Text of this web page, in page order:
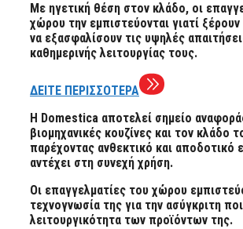
Με ηγετική θέση στον κλάδο, οι
χώρου την εμπιστεύονται γιατί
να εξασφαλίσουν τις υψηλές
καθημερινής λειτουργίας τους.
ΔΕΙΤΕ ΠΕΡΙΣΣΟΤΕΡΑ
Η Domestica αποτελεί σημείο
βιομηχανικές κουζίνες και τον κλάδο
παρέχοντας ανθεκτικό και αποδοτικό
αντέχει στη συνεχή χρήση.
Οι επαγγελματίες του χώρου
τεχνογνωσία της για την ασύγκριτη
λειτουργικότητα των προϊόντων της.